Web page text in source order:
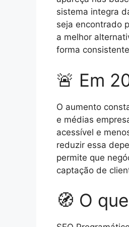
sistema integra
seja encontrado
a melhor
forma
🚨 Em
O aumento
e médias
acessível e
reduzir essa
permite que
captação de
🧭 O